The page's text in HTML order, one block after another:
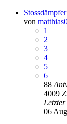
von
1
2
3
4
5
6
88
4009
06